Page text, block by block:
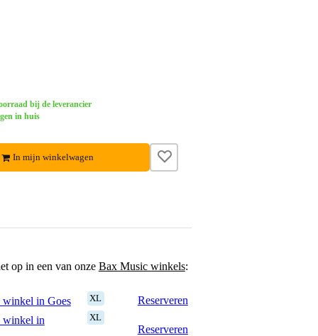
bij de leverancier
in huis
In mijn winkelwagen
op in een van onze Bax Music winkels:
in Goes XL
Reserveren
winkel in
XL
Reserveren